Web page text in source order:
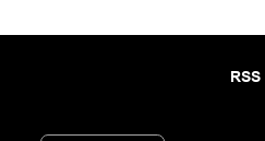
RSS